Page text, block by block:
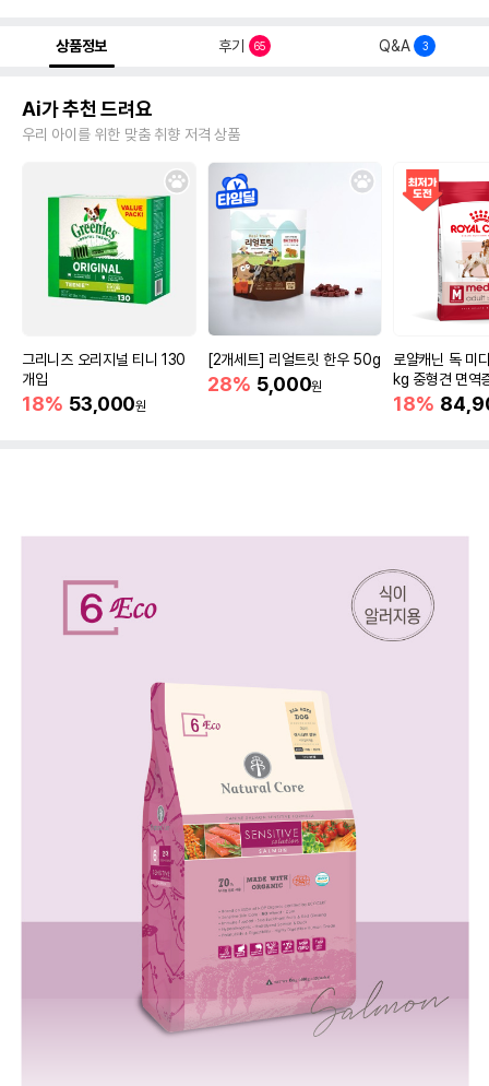
상품정보 후기 65 Q&A 3
Ai가 추천 드려요
우리 아이를 위한 맞춤 취향 저격 상품
그리니즈 오리지널 티니 130
개입
18% 53,000원
[2개세트] 리얼트릿 한우 50g
28% 5,000원
로얄캐닌 독 미
kg 중형견 면역
18%